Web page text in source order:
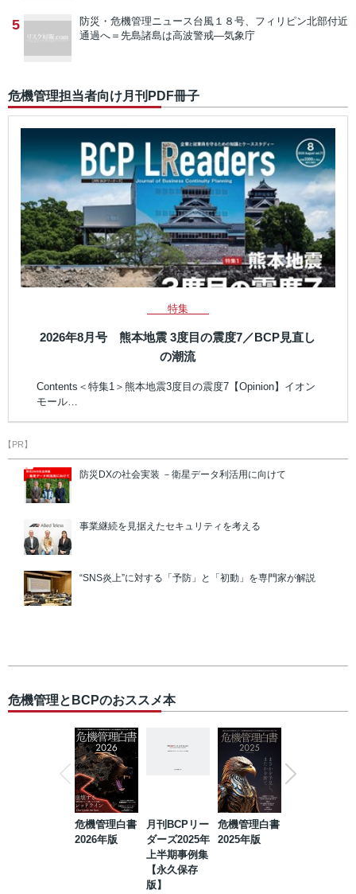
5 防災・危機管理ニュース台風１８号、フィリピン北部付近
通過へ＝先島諸島は高波警戒―気象庁
危機管理担当者向け月刊PDF冊子
特集
2026年8月号 熊本地震 3度目の震度7／BCP見直し
の潮流
Contents＜特集1＞熊本地震3度目の震度7【Opinion】イオン
モール…
【PR】
防災DXの社会実装 －衛星データ利活用に向けて
事業継続を見据えたセキュリティを考える
“SNS炎上”に対する「予防」と「初動」を専門家が解説
危機管理とBCPのおススメ本
危機管理白書
2026年版
月刊BCPリー
ダーズ2025年
上半期事例集
【永久保存
版】
危機管理白書
2025年版